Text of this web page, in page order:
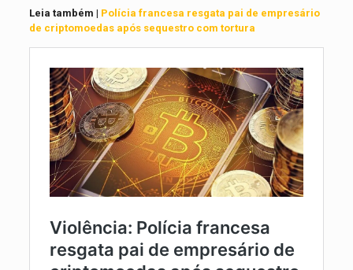
Leia também | Polícia francesa resgata pai de empresário
de criptomoedas após sequestro com tortura